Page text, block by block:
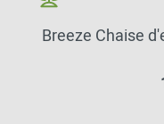
Breeze Chaise